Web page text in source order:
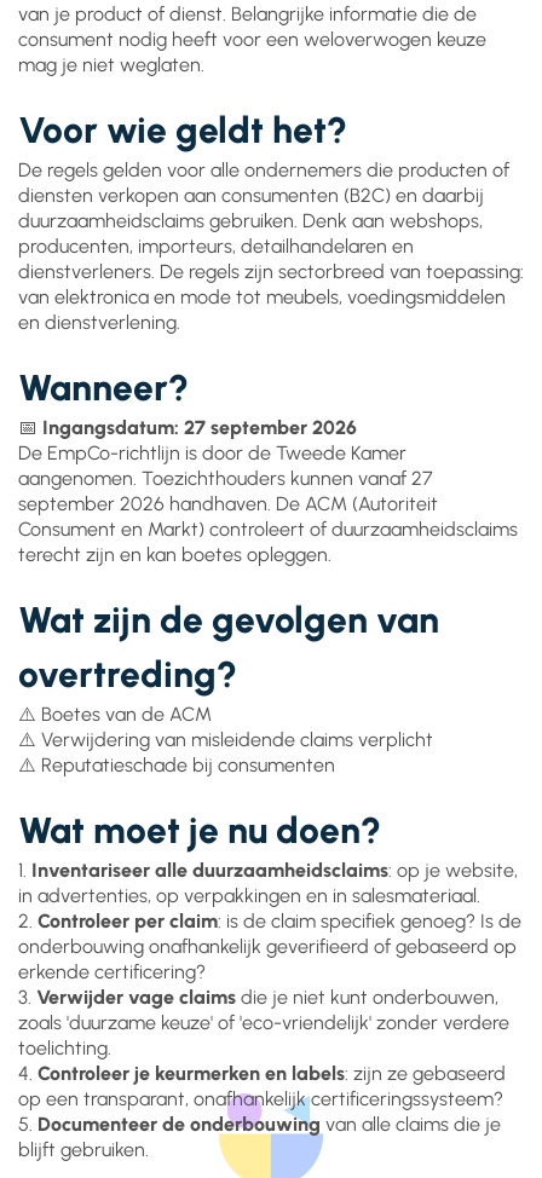
van je product of dienst. Belangrijke informatie die de
consument nodig heeft voor een weloverwogen keuze
mag je niet weglaten.
Voor wie geldt het?
De regels gelden voor alle ondernemers die producten of
diensten verkopen aan consumenten (B2C) en daarbij
duurzaamheidsclaims gebruiken. Denk aan webshops,
producenten, importeurs, detailhandelaren en
dienstverleners. De regels zijn sectorbreed van toepassing:
van elektronica en mode tot meubels, voedingsmiddelen
en dienstverlening.
Wanneer?
📅 Ingangsdatum: 27 september 2026
De EmpCo-richtlijn is door de Tweede Kamer
aangenomen. Toezichthouders kunnen vanaf 27
september 2026 handhaven. De ACM (Autoriteit
Consument en Markt) controleert of duurzaamheidsclaims
terecht zijn en kan boetes opleggen.
Wat zijn de gevolgen van
overtreding?
⚠️ Boetes van de ACM
⚠️ Verwijdering van misleidende claims verplicht
⚠️ Reputatieschade bij consumenten
Wat moet je nu doen?
1. Inventariseer alle duurzaamheidsclaims: op je website,
in advertenties, op verpakkingen en in salesmateriaal.
2. Controleer per claim: is de claim specifiek genoeg? Is de
onderbouwing onafhankelijk geverifieerd of gebaseerd op
erkende certificering?
3. Verwijder vage claims die je niet kunt onderbouwen,
zoals 'duurzame keuze' of 'eco-vriendelijk' zonder verdere
toelichting.
4. Controleer je keurmerken en labels: zijn ze gebaseerd
op een transparant, onafhankelijk certificeringssysteem?
5. Documenteer de onderbouwing van alle claims die je
blijft gebruiken.